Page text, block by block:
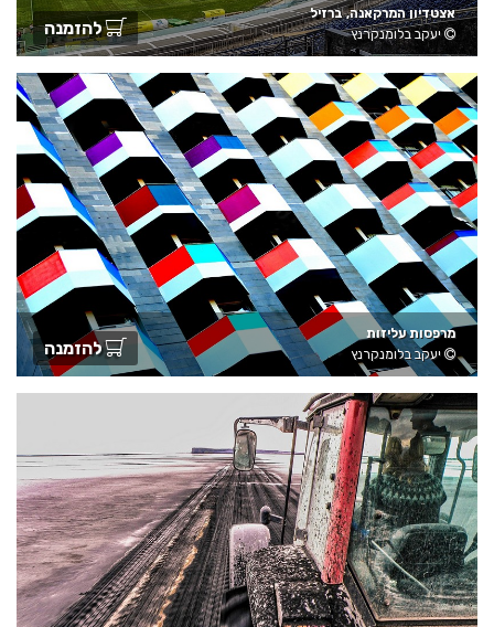
אצטדיון המרקאנה, ברזיל
יעקב בלומנקרנץ
להזמנה
מרפסות עליזות
יעקב בלומנקרנץ
להזמנה